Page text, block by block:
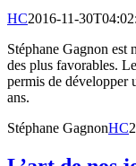
HC2016-11-
Stéphane Gagnon est
des plus favorables.
permis de développer
ans.
Stéphane GagnonHC